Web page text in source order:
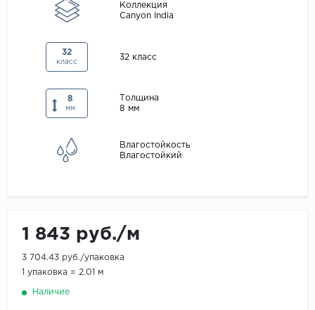
Коллекция
Canyon India
32
класс
32 класс
8
мм
Толщина
8 мм
Влагостойкость
Влагостойкий
1 843 руб./м
3 704.43 руб./упаковка
1 упаковка = 2.01 м
Наличие